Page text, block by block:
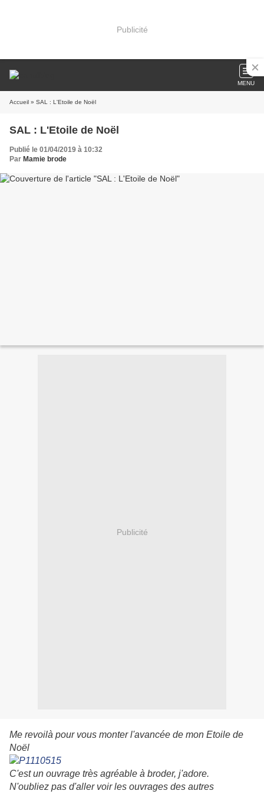
Publicité
MENU
Accueil » SAL : L'Etoile de Noël
SAL : L'Etoile de Noël
Publié le 01/04/2019 à 10:32
Par Mamie brode
Publicité
Me revoilà pour vous monter l'avancée de mon Etoile de
Noël
C'est un ouvrage très agréable à broder, j'adore.
N'oubliez pas d'aller voir les ouvrages des autres